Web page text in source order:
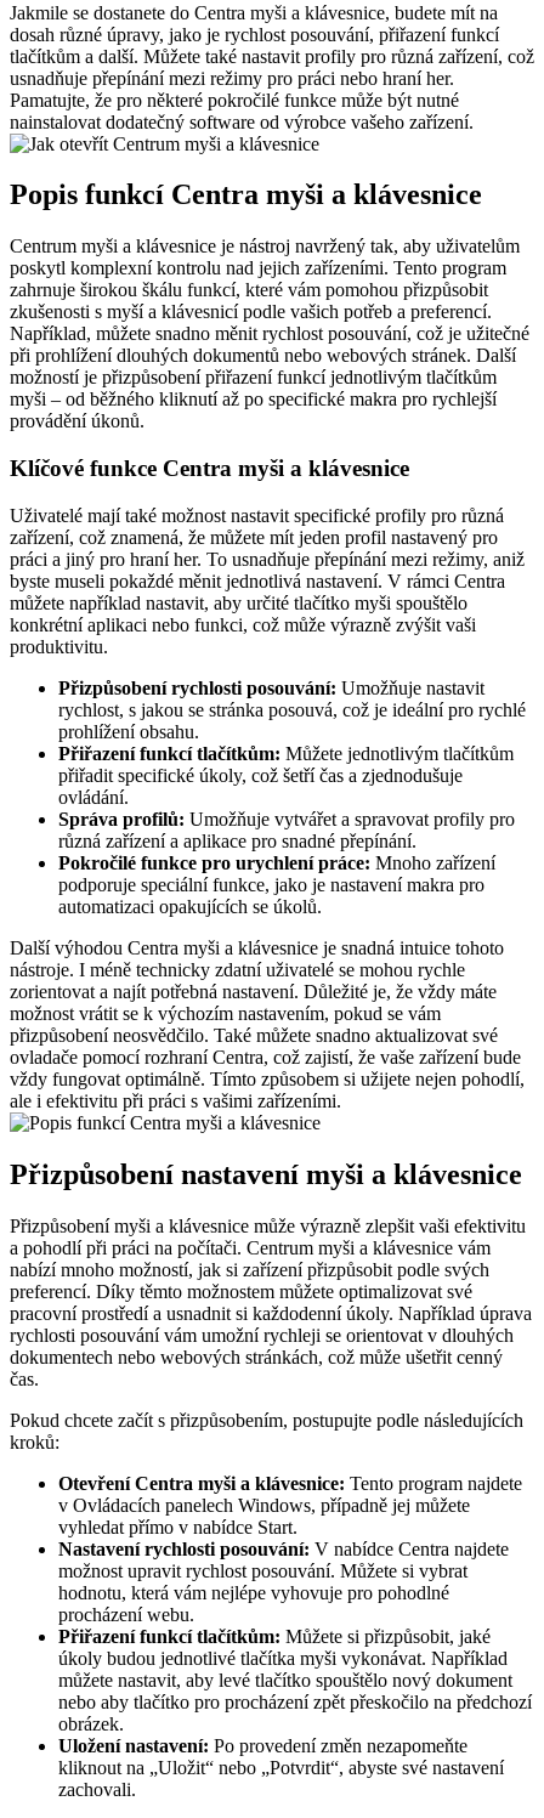
Jakmile se dostanete do Centra myši a klávesnice, budete mít na
dosah různé úpravy, jako je rychlost posouvání, přiřazení funkcí
tlačítkům a další. Můžete také nastavit profily pro různá zařízení, což
usnadňuje přepínání mezi režimy pro práci nebo hraní her.
Pamatujte, že pro některé pokročilé funkce může být nutné
nainstalovat dodatečný software od výrobce vašeho zařízení.
Popis funkcí Centra myši a klávesnice
Centrum myši a klávesnice je nástroj navržený tak, aby uživatelům
poskytl komplexní kontrolu nad jejich zařízeními. Tento program
zahrnuje širokou škálu funkcí, které vám pomohou přizpůsobit
zkušenosti s myší a klávesnicí podle vašich potřeb a preferencí.
Například, můžete snadno měnit rychlost posouvání, což je užitečné
při prohlížení dlouhých dokumentů nebo webových stránek. Další
možností je přizpůsobení přiřazení funkcí jednotlivým tlačítkům
myši – od běžného kliknutí až po specifické makra pro rychlejší
provádění úkonů.
Klíčové funkce Centra myši a klávesnice
Uživatelé mají také možnost nastavit specifické profily pro různá
zařízení, což znamená, že můžete mít jeden profil nastavený pro
práci a jiný pro hraní her. To usnadňuje přepínání mezi režimy, aniž
byste museli pokaždé měnit jednotlivá nastavení. V rámci Centra
můžete například nastavit, aby určité tlačítko myši spouštělo
konkrétní aplikaci nebo funkci, což může výrazně zvýšit vaši
produktivitu.
Přizpůsobení rychlosti posouvání: Umožňuje nastavit
rychlost, s jakou se stránka posouvá, což je ideální pro rychlé
prohlížení obsahu.
Přiřazení funkcí tlačítkům: Můžete jednotlivým tlačítkům
přiřadit specifické úkoly, což šetří čas a zjednodušuje
ovládání.
Správa profilů: Umožňuje vytvářet a spravovat profily pro
různá zařízení a aplikace pro snadné přepínání.
Pokročilé funkce pro urychlení práce: Mnoho zařízení
podporuje speciální funkce, jako je nastavení makra pro
automatizaci opakujících se úkolů.
Další výhodou Centra myši a klávesnice je snadná intuice tohoto
nástroje. I méně technicky zdatní uživatelé se mohou rychle
zorientovat a najít potřebná nastavení. Důležité je, že vždy máte
možnost vrátit se k výchozím nastavením, pokud se vám
přizpůsobení neosvědčilo. Také můžete snadno aktualizovat své
ovladače pomocí rozhraní Centra, což zajistí, že vaše zařízení bude
vždy fungovat optimálně. Tímto způsobem si užijete nejen pohodlí,
ale i efektivitu při práci s vašimi zařízeními.
Přizpůsobení nastavení myši a klávesnice
Přizpůsobení myši a klávesnice může výrazně zlepšit vaši efektivitu
a pohodlí při práci na počítači. Centrum myši a klávesnice vám
nabízí mnoho možností, jak si zařízení přizpůsobit podle svých
preferencí. Díky těmto možnostem můžete optimalizovat své
pracovní prostředí a usnadnit si každodenní úkoly. Například úprava
rychlosti posouvání vám umožní rychleji se orientovat v dlouhých
dokumentech nebo webových stránkách, což může ušetřit cenný
čas.
Pokud chcete začít s přizpůsobením, postupujte podle následujících
kroků:
Otevření Centra myši a klávesnice: Tento program najdete
v Ovládacích panelech Windows, případně jej můžete
vyhledat přímo v nabídce Start.
Nastavení rychlosti posouvání: V nabídce Centra najdete
možnost upravit rychlost posouvání. Můžete si vybrat
hodnotu, která vám nejlépe vyhovuje pro pohodlné
procházení webu.
Přiřazení funkcí tlačítkům: Můžete si přizpůsobit, jaké
úkoly budou jednotlivé tlačítka myši vykonávat. Například
můžete nastavit, aby levé tlačítko spouštělo nový dokument
nebo aby tlačítko pro procházení zpět přeskočilo na předchozí
obrázek.
Uložení nastavení: Po provedení změn nezapomeňte
kliknout na „Uložit“ nebo „Potvrdit“, abyste své nastavení
zachovali.